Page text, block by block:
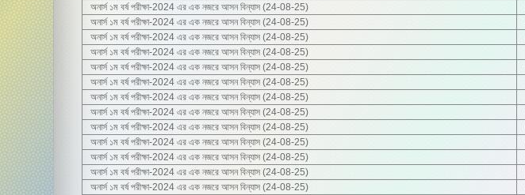
অনার্স ১ম বর্ষ পরীক্ষা-2024 এর এক নজরে আসন বিন্যাস (24-08-25)
অনার্স ১ম বর্ষ পরীক্ষা-2024 এর এক নজরে আসন বিন্যাস (24-08-25)
অনার্স ১ম বর্ষ পরীক্ষা-2024 এর এক নজরে আসন বিন্যাস (24-08-25)
অনার্স ১ম বর্ষ পরীক্ষা-2024 এর এক নজরে আসন বিন্যাস (24-08-25)
অনার্স ১ম বর্ষ পরীক্ষা-2024 এর এক নজরে আসন বিন্যাস (24-08-25)
অনার্স ১ম বর্ষ পরীক্ষা-2024 এর এক নজরে আসন বিন্যাস (24-08-25)
অনার্স ১ম বর্ষ পরীক্ষা-2024 এর এক নজরে আসন বিন্যাস (24-08-25)
অনার্স ১ম বর্ষ পরীক্ষা-2024 এর এক নজরে আসন বিন্যাস (24-08-25)
অনার্স ১ম বর্ষ পরীক্ষা-2024 এর এক নজরে আসন বিন্যাস (24-08-25)
অনার্স ১ম বর্ষ পরীক্ষা-2024 এর এক নজরে আসন বিন্যাস (24-08-25)
অনার্স ১ম বর্ষ পরীক্ষা-2024 এর এক নজরে আসন বিন্যাস (24-08-25)
অনার্স ১ম বর্ষ পরীক্ষা-2024 এর এক নজরে আসন বিন্যাস (24-08-25)
অনার্স ১ম বর্ষ পরীক্ষা-2024 এর এক নজরে আসন বিন্যাস (24-08-25)